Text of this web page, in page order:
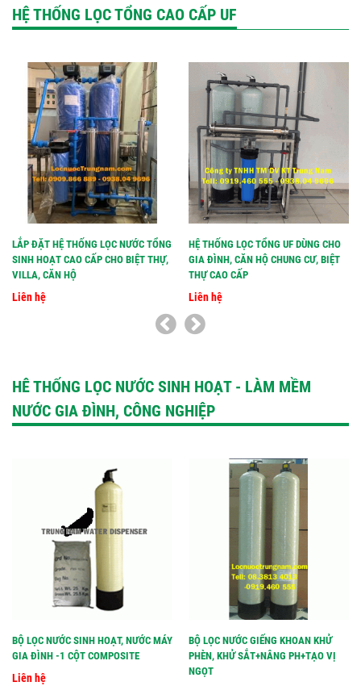
HỆ THỐNG LỌC TỔNG CAO CẤP UF
LẮP ĐẶT HỆ THỐNG LỌC NƯỚC TỔNG
SINH HOẠT CAO CẤP CHO BIỆT THỰ,
VILLA, CĂN HỘ
Liên hệ
HỆ THỐNG LỌC TỔNG UF DÙNG CHO
GIA ĐÌNH, CĂN HỘ CHUNG CƯ, BIỆT
THỰ CAO CẤP
Liên hệ
HÊ THỐNG LỌC NƯỚC SINH HOẠT - LÀM MỀM
NƯỚC GIA ĐÌNH, CÔNG NGHIỆP
BỘ LỌC NƯỚC SINH HOẠT, NƯỚC MÁY
GIA ĐÌNH -1 CỘT COMPOSITE
Liên hệ
BỘ LỌC NƯỚC GIẾNG KHOAN KHỬ
PHÈN, KHỬ SẮT+NÂNG PH+TẠO VỊ
NGỌT